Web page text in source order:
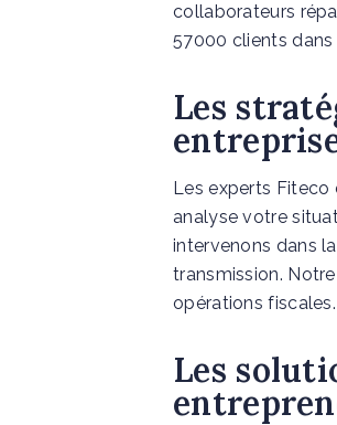
collaborateurs
57000 clients
Les
Les experts Fiteco
analyse votre
intervenons dans
transmission.
opérations fiscales.
Les